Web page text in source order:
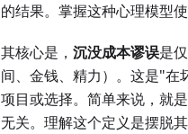
的结果。掌握这种心理模型
其核心是， 沉没成本谬误是
间、金钱、精力）。这是"在
项目或选择。简单来说，就
无关。理解这个定义是摆脱